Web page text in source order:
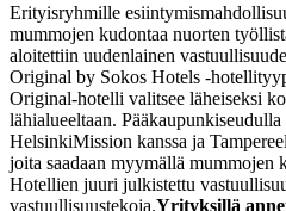
Erityisryhmille
mummojen kudontaa nuorten
aloitettiin uudenlainen
Original by Sokos Hotels -
Original-hotelli valitsee läheiseksi
lähialueeltaan.
HelsinkiMission kanssa ja
joita saadaan myymällä mummojen
Hotellien juuri julkistettu
vastuullisuustekoja.Yrityksillä